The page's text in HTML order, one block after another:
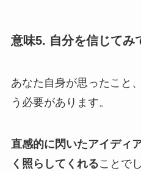
意味5. 自分を信じてみ
あなた自身が思ったこと
う必要があります。
直感的に閃いたアイディ
く照らしてくれることで